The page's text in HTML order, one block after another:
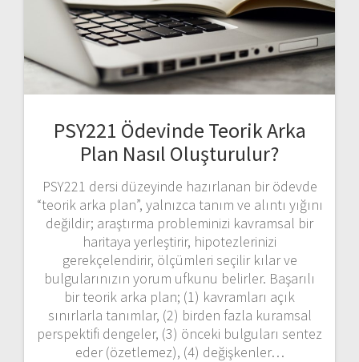
PSY221 Ödevinde Teorik Arka
Plan Nasıl Oluşturulur?
PSY221 dersi düzeyinde hazırlanan bir ödevde
“teorik arka plan”, yalnızca tanım ve alıntı yığını
değildir; araştırma probleminizi kavramsal bir
haritaya yerleştirir, hipotezlerinizi
gerekçelendirir, ölçümleri seçilir kılar ve
bulgularınızın yorum ufkunu belirler. Başarılı
bir teorik arka plan; (1) kavramları açık
sınırlarla tanımlar, (2) birden fazla kuramsal
perspektifi dengeler, (3) önceki bulguları sentez
eder (özetlemez), (4) değişkenler…